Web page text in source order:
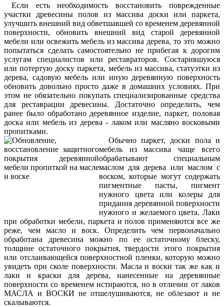
Если есть необходимость восстановить поврежденные
участки древесины полов из массива доски или паркета,
улучшить внешний вид обветшавшей со временем деревянной
поверхности, обновить внешний вид старой деревянной
мебели или освежить мебель из массива дерева, то это можно
попытаться сделать самостоятельно не прибегая к дорогим
услугам специалистов или реставраторов. Состарившуюся
или потертую доску паркета, мебель из массива, статуэтки из
дерева, садовую мебель или иную деревянную поверхность
обновить довольно просто даже в домашних условиях. При
этом не обязательно покупать специализированные средства
для реставрации древесины. Достаточно определить, чем
ранее было обработано деревянное изделие, паркет, половая
доска или мебель из дерева - лаком или масляно восковыми
пропитками.
Обычно паркет, доски пола и
мебель из массива чаще всего
обрабатывают специальным
маслом для дерева или маслом с
воском, которые могут содержать
пигментные пасты, пигмент
нужного цвета или колеры для
придания деревянной поверхности
нужного и желаемого цвета. Лаки
при обработки мебели, паркета и полов применяются все же
реже, чем масло и воск. Определить чем первоначально
обработана древесина можно по ее остаточному блеску,
толщине остаточного покрытия, твердости этого покрытия
или отслаивающейся поверхностной пленки, которую можно
увидеть при сколе поверхности. Масла и воски так же как и
лаки и краски для дерева, нанесенные на деревянные
поверхности со временем истираются, но в отличии от лаков
МАСЛА и ВОСКИ не отшелушиваются, не облезают и не
скалываются.